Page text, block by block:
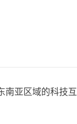
亚区域的科技